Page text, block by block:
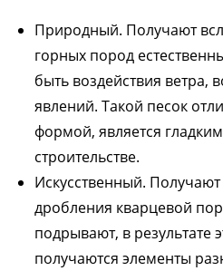
Природный. Получают
горных пород
быть воздействия ветра,
явлений. Такой песок
формой, является
строительстве.
Искусственный. Получают
дробления кварцевой
подрывают, в результате
получаются элементы